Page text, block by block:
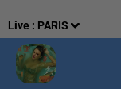
Live : PARIS